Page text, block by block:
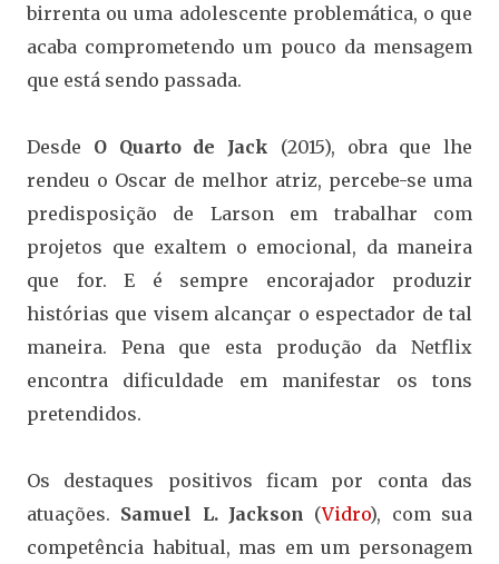
birrenta ou uma adolescente problemática, o que
acaba comprometendo um pouco da mensagem
que está sendo passada.
Desde O Quarto de Jack (2015), obra que lhe
rendeu o Oscar de melhor atriz, percebe-se uma
predisposição de Larson em trabalhar com
projetos que exaltem o emocional, da maneira
que for. E é sempre encorajador produzir
histórias que visem alcançar o espectador de tal
maneira. Pena que esta produção da Netflix
encontra dificuldade em manifestar os tons
pretendidos.
Os destaques positivos ficam por conta das
atuações. Samuel L. Jackson (Vidro), com sua
competência habitual, mas em um personagem